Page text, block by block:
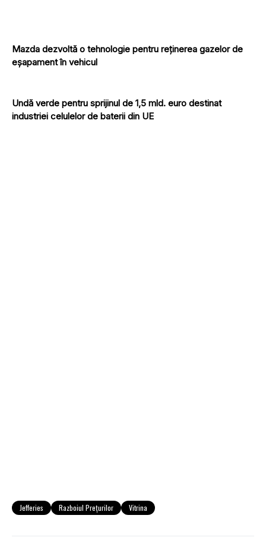
Mazda dezvoltă o tehnologie pentru reținerea gazelor de
eșapament în vehicul
Undă verde pentru sprijinul de 1,5 mld. euro destinat
industriei celulelor de baterii din UE
Jefferies Razboiul Prețurilor Vitrina